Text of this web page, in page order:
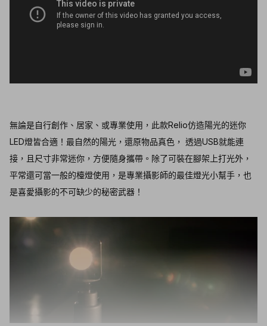
無論是自行創作、居家、或專業使用，此款Relio仿造陽光的迷你
LED燈皆合適！最自然的陽光，還原物品真色， 透過USB就能連
接，且尺寸非常迷你，方便隨身攜帶。除了可裝在腳架上打光外，
平常還可當一般的檯燈使用，是專業攝影師的最佳燈光小幫手，也
是喜愛攝影的不可缺少的秘密武器！